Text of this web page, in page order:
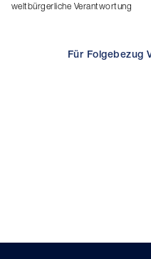
weltbürgerliche Verantwortung
Für Folgebezug